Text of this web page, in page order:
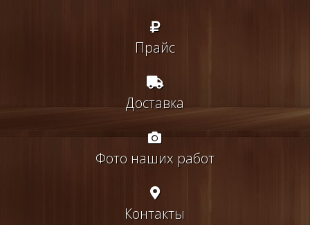
Прайс
Доставка
Фото наших работ
Контакты